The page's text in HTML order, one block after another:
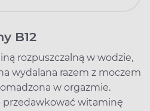
B12
rozpuszczalną w wodzie,
wydalana razem z moczem
w orgazmie.
witaminę